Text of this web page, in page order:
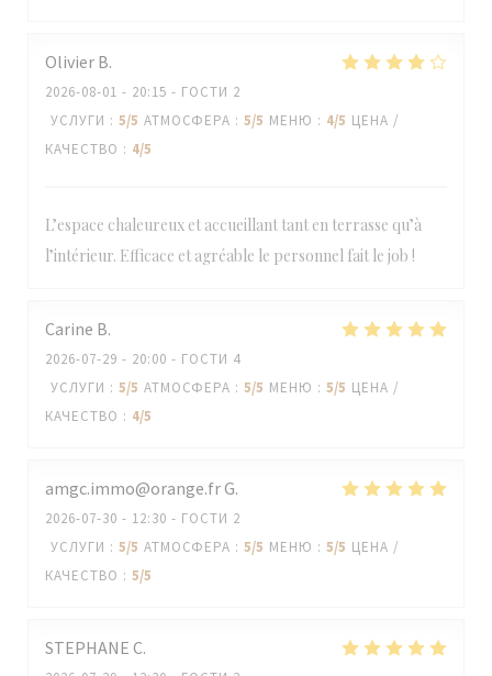
Olivier B
2026-08-01 - 20:15 - ГОСТИ 2
УСЛУГИ : 5/5 АТМОСФЕРА : 5/5 МЕНЮ : 4/5 ЦЕНА /
КАЧЕСТВО : 4/5
L’espace chaleureux et accueillant tant en terrasse qu’à
l’intérieur. Efficace et agréable le personnel fait le job !
Carine B
2026-07-29 - 20:00 - ГОСТИ 4
УСЛУГИ : 5/5 АТМОСФЕРА : 5/5 МЕНЮ : 5/5 ЦЕНА /
КАЧЕСТВО : 4/5
amgc.immo@orange.frG
2026-07-30 - 12:30 - ГОСТИ 2
УСЛУГИ : 5/5 АТМОСФЕРА : 5/5 МЕНЮ : 5/5 ЦЕНА /
КАЧЕСТВО : 5/5
STEPHANE C